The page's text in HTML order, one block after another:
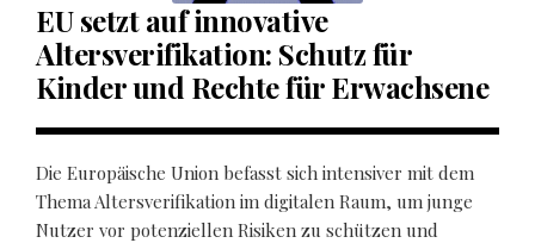
EU setzt auf innovative
Altersverifikation: Schutz für
Kinder und Rechte für Erwachsene
Die Europäische Union befasst sich intensiver mit dem
Thema Altersverifikation im digitalen Raum, um junge
Nutzer vor potenziellen Risiken zu schützen und